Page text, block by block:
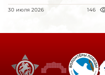
30 июля 2026 146